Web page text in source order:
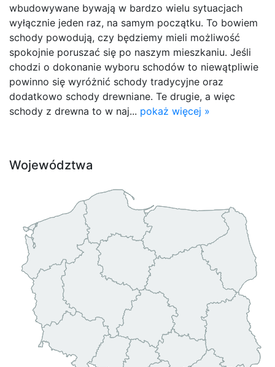
wbudowywane bywają w bardzo wielu sytuacjach
wyłącznie jeden raz, na samym początku. To bowiem
schody powodują, czy będziemy mieli możliwość
spokojnie poruszać się po naszym mieszkaniu. Jeśli
chodzi o dokonanie wyboru schodów to niewątpliwie
powinno się wyróżnić schody tradycyjne oraz
dodatkowo schody drewniane. Te drugie, a więc
schody z drewna to w naj... pokaż więcej »
Województwa